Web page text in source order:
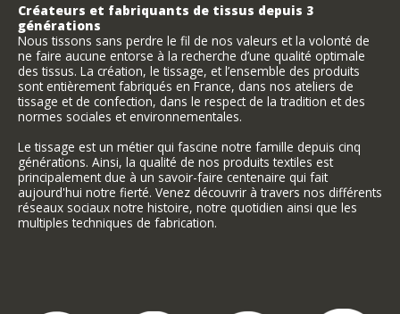
Créateurs et fabriquants de tissus depuis 3
générations
Nous tissons sans perdre le fil de nos valeurs et la volonté de
ne faire aucune entorse à la recherche d’une qualité optimale
des tissus. La création, le tissage, et l’ensemble des produits
sont entièrement fabriqués en France, dans nos ateliers de
tissage et de confection, dans le respect de la tradition et des
normes sociales et environnementales.
Le tissage est un métier qui fascine notre famille depuis cinq
générations. Ainsi, la qualité de nos produits textiles est
principalement due à un savoir-faire centenaire qui fait
aujourd'hui notre fierté. Venez découvrir à travers nos différents
réseaux sociaux notre histoire, notre quotidien ainsi que les
multiples techniques de fabrication.